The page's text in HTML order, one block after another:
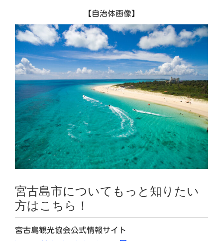
【自治体画像】
宮古島市についてもっと知りたい
方はこちら！
宮古島観光協会公式情報サイト